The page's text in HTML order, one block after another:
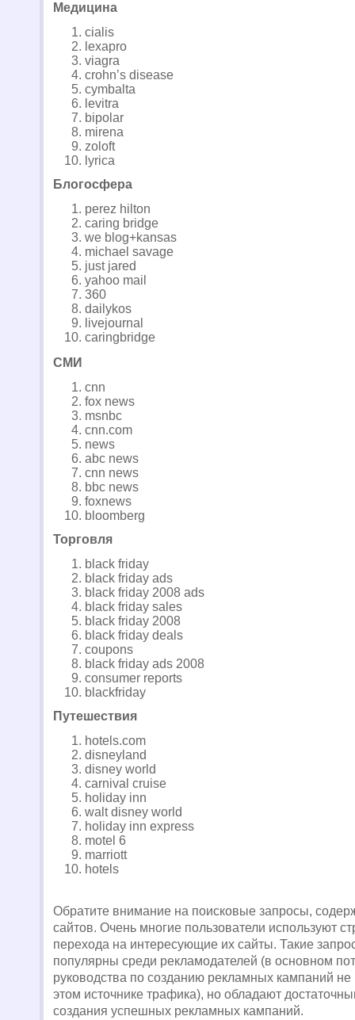
Медицина
cialis
lexapro
viagra
crohn’s disease
cymbalta
levitra
bipolar
mirena
zoloft
lyrica
Блогосфера
perez hilton
caring bridge
we blog+kansas
michael savage
just jared
yahoo mail
360
dailykos
livejournal
caringbridge
СМИ
cnn
fox news
msnbc
cnn.com
news
abc news
cnn news
bbc news
foxnews
bloomberg
Торговля
black friday
black friday ads
black friday 2008 ads
black friday sales
black friday 2008
black friday deals
coupons
black friday ads 2008
consumer reports
blackfriday
Путешествия
hotels.com
disneyland
disney world
carnival cruise
holiday inn
walt disney world
holiday inn express
motel 6
marriott
hotels
Обратите внимание на поисковые запросы,
сайтов. Очень многие пользователи используют
перехода на интересующие их сайты. Такие
популярны среди рекламодателей (в основном
руководства по созданию рекламных кампаний
этом источнике трафика), но обладают
создания успешных рекламных кампаний.